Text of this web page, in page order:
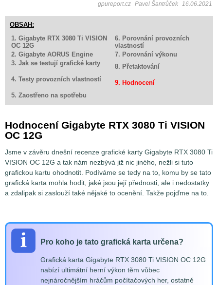
gpureport.cz Pavel Šantrůček 16.06.2021
OBSAH:
1. Gigabyte RTX 3080 Ti VISION
OC 12G
6. Porovnání provozních
vlastností
2. Gigabyte AORUS Engine
7. Porovnání výkonu
3. Jak se testují grafické karty
8. Přetaktování
4. Testy provozních vlastností
9. Hodnocení
5. Zaostřeno na spotřebu
Hodnocení Gigabyte RTX 3080 Ti VISION
OC 12G
Jsme v závěru dnešní recenze grafické karty Gigabyte RTX 3080 Ti
VISION OC 12G a tak nám nezbývá již nic jiného, nežli si tuto
grafickou kartu ohodnotit. Podíváme se tedy na to, komu by se tato
grafická karta mohla hodit, jaké jsou její přednosti, ale i nedostatky
a zdalipak si zaslouží také nějaké to ocenění. Takže pojďme na to.
Pro koho je tato grafická karta určena?
Grafická karta Gigabyte RTX 3080 Ti VISION OC 12G
nabízí ultimátní herní výkon těm vůbec
nejnáročnějším hráčům počítačových her, ostatně